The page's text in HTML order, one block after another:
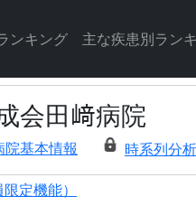
ンキング 主な疾患別ラン
会田﨑病院
院基本情報 時系列分析
定機能）